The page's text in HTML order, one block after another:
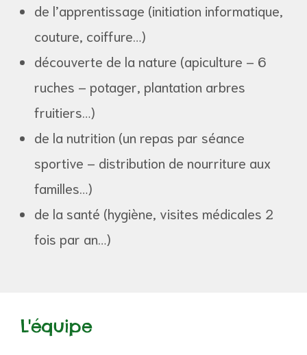
de l’apprentissage (initiation informatique,
couture, coiffure…)
découverte de la nature (apiculture – 6
ruches – potager, plantation arbres
fruitiers…)
de la nutrition (un repas par séance
sportive – distribution de nourriture aux
familles…)
de la santé (hygiène, visites médicales 2
fois par an…)
L'équipe